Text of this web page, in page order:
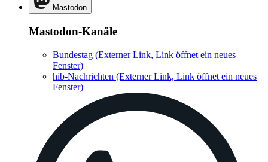
Mastodon
Mastodon-Kanäle
Bundestag (Externer Link, Link öffnet ein neues
Fenster)
hib-Nachrichten (Externer Link, Link öffnet ein neues
Fenster)